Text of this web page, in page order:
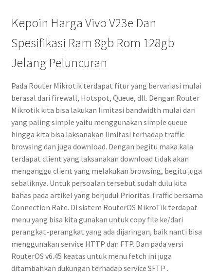
Kepoin Harga Vivo V23e Dan
Spesifikasi Ram 8gb Rom 128gb
Jelang Peluncuran
Pada Router Mikrotik terdapat fitur yang bervariasi mulai
berasal dari firewall, Hotspot, Queue, dll. Dengan Router
Mikrotik kita bisa lakukan limitasi bandwidth mulai dari
yang paling simple yaitu menggunakan simple queue
hingga kita bisa laksanakan limitasi terhadap traffic
browsing dan juga download. Dengan begitu maka kala
terdapat client yang laksanakan download tidak akan
menganggu client yang melakukan browsing, begitu juga
sebaliknya. Untuk persoalan tersebut sudah dulu kita
bahas pada artikel yang berjudul Prioritas Traffic bersama
Connection Rate. Di sistem RouterOS MikroTik terdapat
menu yang bisa kita gunakan untuk copy file ke/dari
perangkat-perangkat yang ada dijaringan, baik nanti bisa
menggunakan service HTTP dan FTP. Dan pada versi
RouterOS v6.45 keatas untuk menu fetch ini juga
ditambahkan dukungan terhadap service SFTP .